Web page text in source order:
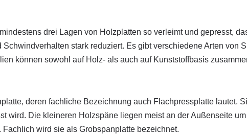
drei Lagen von Holzplatten so verleimt und gepresst,
stark reduziert. Es gibt verschiedene Arten von
können sowohl auf Holz- als auch auf Kunststoffbasis
deren fachliche Bezeichnung auch Flachpressplatte lautet.
wird. Die kleineren Holzspäne liegen meist an der Außenseite
wird sie als Grobspanplatte bezeichnet.